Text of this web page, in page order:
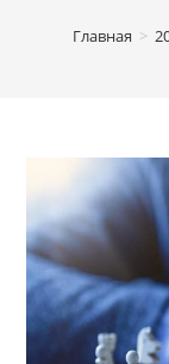
Главная >